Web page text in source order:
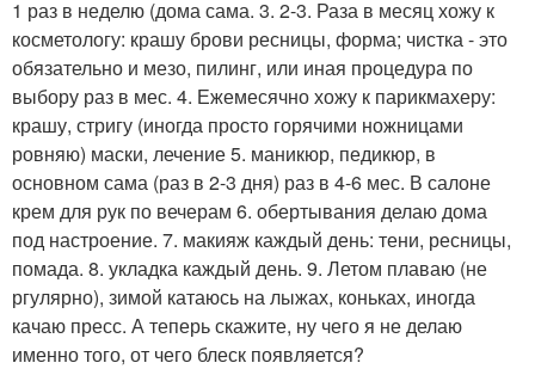
1 раз в неделю (дома сама. 3. 2-3. Раза в месяц хожу к
косметологу: крашу брови ресницы, форма; чистка - это
обязательно и мезо, пилинг, или иная процедура по
выбору раз в мес. 4. Ежемесячно хожу к парикмахеру:
крашу, стригу (иногда просто горячими ножницами
ровняю) маски, лечение 5. маникюр, педикюр, в
основном сама (раз в 2-3 дня) раз в 4-6 мес. В салоне
крем для рук по вечерам 6. обертывания делаю дома
под настроение. 7. макияж каждый день: тени, ресницы,
помада. 8. укладка каждый день. 9. Летом плаваю (не
ргулярно), зимой катаюсь на лыжах, коньках, иногда
качаю пресс. А теперь скажите, ну чего я не делаю
именно того, от чего блеск появляется?